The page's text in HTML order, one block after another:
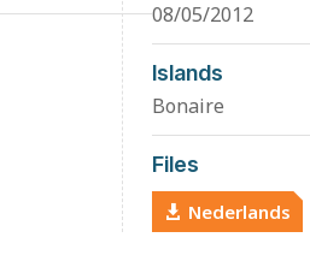
08/05/2012
Islands
Bonaire
Files
Nederlands